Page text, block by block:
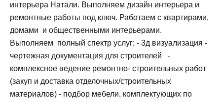
интерьера Натали. Выполняем дизайн интерьера и
ремонтные работы под ключ. Работаем с квартирами,
домами и общественными интерьерами.
Выполняем полный спектр услуг; - 3д визуализация -
чертежная документация для строителей -
комплексное ведение ремонтно- строительных работ
(закуп и доставка отделочных/строительных
материалов) - подбор мебели, комплектующих по